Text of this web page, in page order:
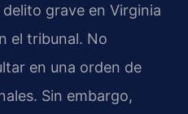
grave en Virginia
el tribunal. No
en una orden de
Sin embargo,